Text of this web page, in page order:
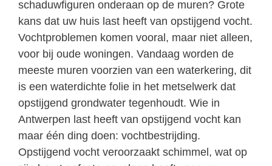
schaduwfiguren onderaan op de muren? Grote
kans dat uw huis last heeft van opstijgend vocht.
Vochtproblemen komen vooral, maar niet alleen,
voor bij oude woningen. Vandaag worden de
meeste muren voorzien van een waterkering, dit
is een waterdichte folie in het metselwerk dat
opstijgend grondwater tegenhoudt. Wie in
Antwerpen last heeft van opstijgend vocht kan
maar één ding doen: vochtbestrijding.
Opstijgend vocht veroorzaakt schimmel, wat op